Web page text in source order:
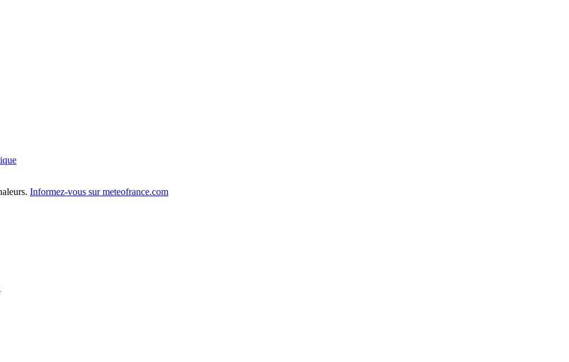
Informez-vous sur meteofrance.com